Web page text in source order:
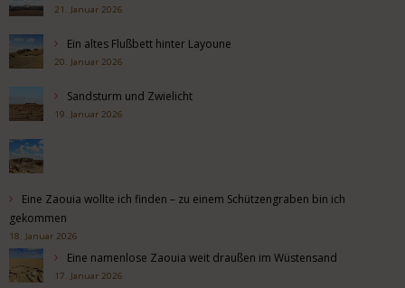
21. Januar 2026
Ein altes Flußbett hinter Layoune
20. Januar 2026
Sandsturm und Zwielicht
19. Januar 2026
Eine Zaouia wollte ich finden – zu einem Schützengraben bin ich
gekommen
18. Januar 2026
Eine namenlose Zaouia weit draußen im Wüstensand
17. Januar 2026